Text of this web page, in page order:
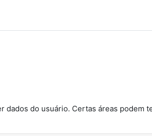
do usuário. Certas áreas podem